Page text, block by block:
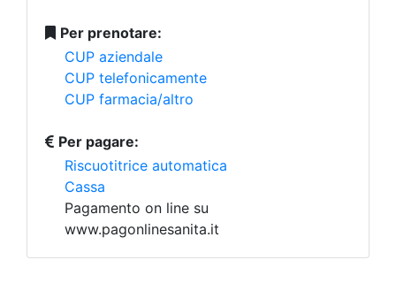
Per prenotare:
CUP aziendale
CUP telefonicamente
CUP farmacia/altro
Per pagare:
Riscuotitrice automatica
Cassa
Pagamento on line su
www.pagonlinesanita.it